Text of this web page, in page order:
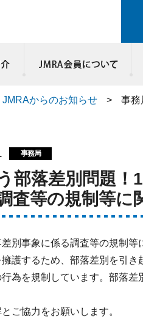
JMRAからのお知らせ > 事務
事務局
部落差別問題！
査等の規制等に
差別事象に係る調査等の規制
護するため、部落差別を引
為を規制しています。部落
ご協力をお願いします。